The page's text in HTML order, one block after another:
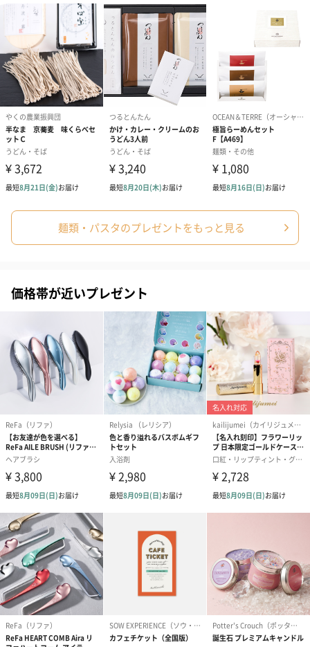
麺類・パスタのプレゼントをもっと見る
価格帯が近いプレゼント